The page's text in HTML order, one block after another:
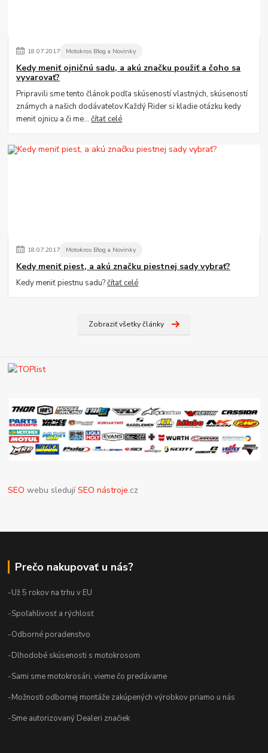
18.07.2017 Motokros Blog a Novinky
Kedy meniť ojničnú sadu, a akú značku použiť a čoho sa
vyvarovať?
Pripravili sme tento článok podľa skúseností vlastných, skúseností
známych a našich dodávateľov.Každý Rider si kladie otázku kedy
meniť ojnicu a či me...čítať celé
18.07.2017 Motokros Blog a Novinky
Kedy meniť piest, a akú značku piestnej sady vybrať?
Kedy meniť piestnu sadu?čítať celé
Zobraziť všetky články
SEO webu sledujíSEO nástroje.cz
Prečo nakupovať u nás?
-Už 5 rokov na trhu v EU
-Spoľahlivosť a rýchlosť
-Odborné poradenstvo
-Dlhodobé skúsenosti s motokrosom
-Sami sme motokrosári, vieme čo predávame
-Možnosti odbornej montáže zakúpených výrobkov priamo u nás
-Sme autorizovaný Dealeri značiek